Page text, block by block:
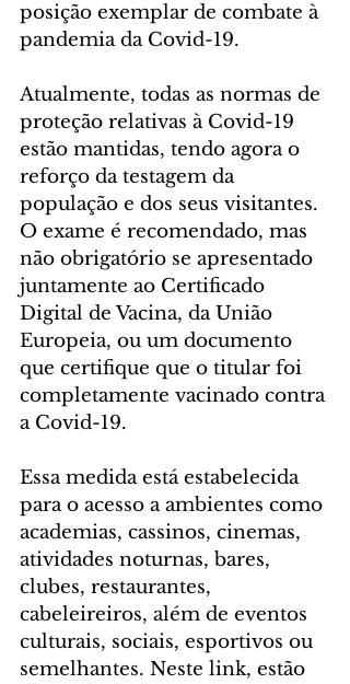
posição exemplar de combate à
pandemia da Covid-19.
Atualmente, todas as normas de
proteção relativas à Covid-19
estão mantidas, tendo agora o
reforço da testagem da
população e dos seus visitantes.
O exame é recomendado, mas
não obrigatório se apresentado
juntamente ao Certificado
Digital de Vacina, da União
Europeia, ou um documento
que certifique que o titular foi
completamente vacinado contra
a Covid-19.
Essa medida está estabelecida
para o acesso a ambientes como
academias, cassinos, cinemas,
atividades noturnas, bares,
clubes, restaurantes,
cabeleireiros, além de eventos
culturais, sociais, esportivos ou
semelhantes. Neste link, estão